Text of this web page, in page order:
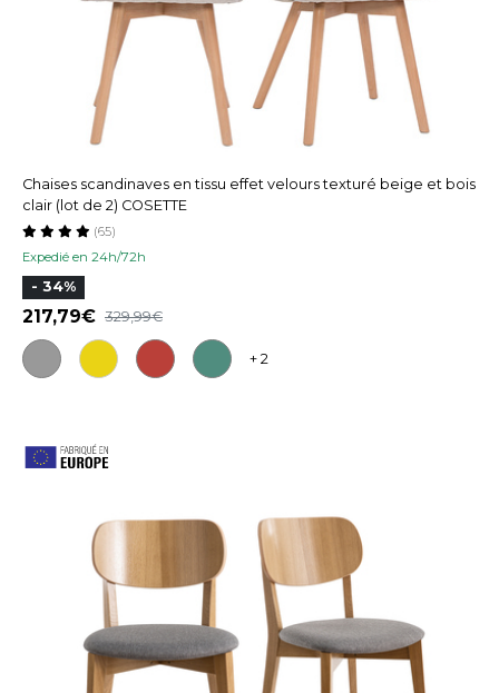
Chaises scandinaves en tissu effet velours texturé beige et bois
clair (lot de 2) COSETTE
Expedié en 24h/72h
(65)
- 34%
217,79 329,99
+ 2